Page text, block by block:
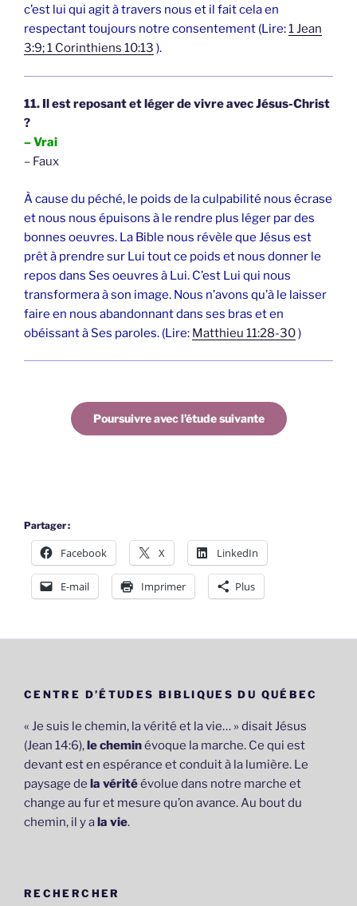
c’est lui qui agit à travers nous et il fait cela en
respectant toujours notre consentement (Lire:1 Jean
3:9; 1 Corinthiens 10:13 ).
11. Il est reposant et léger de vivre avec Jésus-Christ
?
– Vrai
– Faux
À cause du péché, le poids de la culpabilité nous écrase
et nous nous épuisons à le rendre plus léger par des
bonnes oeuvres. La Bible nous révèle que Jésus est
prêt à prendre sur Lui tout ce poids et nous donner le
repos dans Ses oeuvres à Lui. C’est Lui qui nous
transformera à son image. Nous n’avons qu’à le laisser
faire en nous abandonnant dans ses bras et en
obéissant à Ses paroles. (Lire: Matthieu 11:28-30)
Poursuivre avec l’étude suivante
Partager :
Facebook X LinkedIn
E-mail Imprimer Plus
CENTRE D’ÉTUDES BIBLIQUES DU QUÉBEC
« Je suis le chemin, la vérité et la vie… » disait Jésus
(Jean 14:6),le cheminévoque la marche. Ce qui est
devant est en espérance et conduit à la lumière. Le
paysage de la véritéévolue dans notre marche et
change au fur et mesure qu’on avance. Au bout du
chemin, il y ala vie.
RECHERCHER